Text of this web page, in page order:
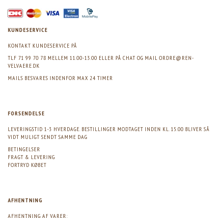
KUNDESERVICE
KONTAKT KUNDESERVICE PÅ
TLF 71 99 70 78 MELLEM 11.00-13.00 ELLER PÅ CHAT OG MAIL ORDRE@REN-
VELVAERE.DK
MAILS BESVARES INDENFOR MAX 24 TIMER
FORSENDELSE
LEVERINGSTID 1-3 HVERDAGE. BESTILLINGER MODTAGET INDEN KL. 15.00 BLIVER SÅ
VIDT MULIGT SENDT SAMME DAG
BETINGELSER
FRAGT & LEVERING
FORTRYD KØBET
AFHENTNING
AFHENTNING AF VARER: